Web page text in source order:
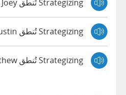
Strategizing تُنطق Joey
Strategizing تُنطق Justin
Strategizing تُنطق Matthew